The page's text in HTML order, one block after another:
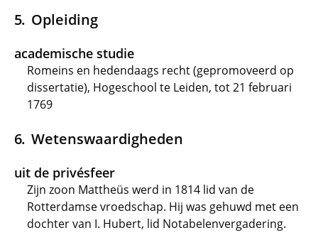
Opleiding
academische studie
Romeins en hedendaags recht (gepromoveerd op
dissertatie), Hogeschool te Leiden, tot 21 februari
1769
Wetenswaardigheden
uit de privésfeer
Zijn zoon Mattheüs werd in 1814 lid van de
Rotterdamse vroedschap. Hij was gehuwd met een
dochter van I. Hubert, lid Notabelenvergadering.